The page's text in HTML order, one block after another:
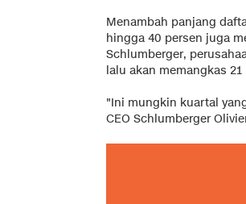
Menambah panjang
hingga 40 persen juga
Schlumberger,
lalu akan memangkas
"Ini mungkin kuartal
CEO Schlumberger